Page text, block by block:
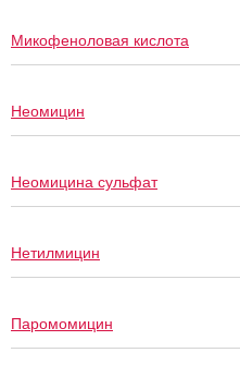
Микофеноловая кислота
Неомицин
Неомицина сульфат
Нетилмицин
Паромомицин